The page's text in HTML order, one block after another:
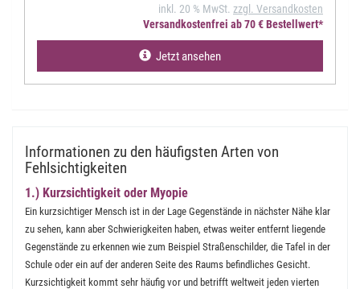
inkl. 20 % MwSt. zzgl. Versandkosten
Versandkostenfrei ab 70 € Bestellwert*
Jetzt ansehen
Informationen zu den häufigsten Arten von
Fehlsichtigkeiten
1.) Kurzsichtigkeit oder Myopie
Ein kurzsichtiger Mensch ist in der Lage Gegenstände in nächster Nähe klar
zu sehen, kann aber Schwierigkeiten haben, etwas weiter entfernt liegende
Gegenstände zu erkennen wie zum Beispiel Straßenschilder, die Tafel in der
Schule oder ein auf der anderen Seite des Raums befindliches Gesicht.
Kurzsichtigkeit kommt sehr häufig vor und betrifft weltweit jeden vierten